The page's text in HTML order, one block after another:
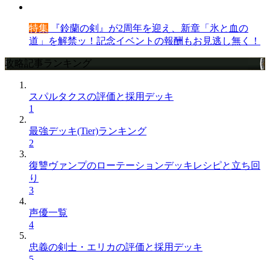
特集 『鈴蘭の剣』が2周年を迎え、新章「氷と血の
道」を解禁ッ！記念イベントの報酬もお見逃し無く！
攻略記事ランキング
スパルタクスの評価と採用デッキ
1
最強デッキ(Tier)ランキング
2
復讐ヴァンプのローテーションデッキレシピと立ち回
り
3
声優一覧
4
忠義の剣士・エリカの評価と採用デッキ